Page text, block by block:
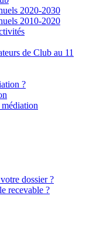
2020-2030
2010-2020
?
dossier ?
recevable ?